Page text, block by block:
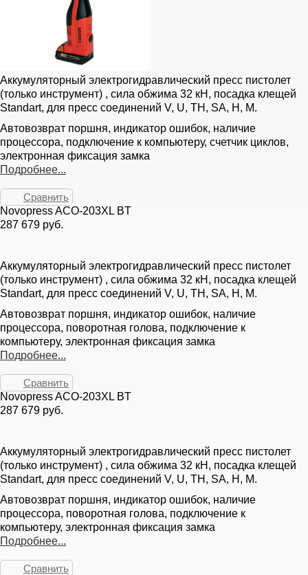
Аккумуляторный электрогидравлический пресс пистолет
(только инструмент) , сила обжима 32 кН, посадка клещей
Standart, для пресс соединений V, U, TH, SA, H, M.
Автовозврат поршня, индикатор ошибок, наличие
процессора, подключение к компьютеру, счетчик циклов,
электронная фиксация замка
Подробнее...
Сравнить
Novopress ACO-203XL BT
287 679 руб.
Аккумуляторный электрогидравлический пресс пистолет
(только инструмент) , сила обжима 32 кН, посадка клещей
Standart, для пресс соединений V, U, TH, SA, H, M.
Автовозврат поршня, индикатор ошибок, наличие
процессора, поворотная голова, подключение к
компьютеру, электронная фиксация замка
Подробнее...
Сравнить
Novopress ACO-203XL BT
287 679 руб.
Аккумуляторный электрогидравлический пресс пистолет
(только инструмент) , сила обжима 32 кН, посадка клещей
Standart, для пресс соединений V, U, TH, SA, H, M.
Автовозврат поршня, индикатор ошибок, наличие
процессора, поворотная голова, подключение к
компьютеру, электронная фиксация замка
Подробнее...
Сравнить